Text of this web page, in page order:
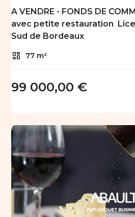
A VENDRE - FONDS DE
avec petite restauration 
Sud de Bordeaux
77 m²
99 000,00 €